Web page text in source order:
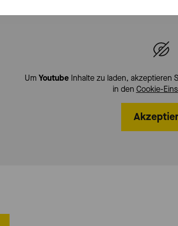
Um Youtube Inhalte zu laden, akzeptieren
in den Cookie-